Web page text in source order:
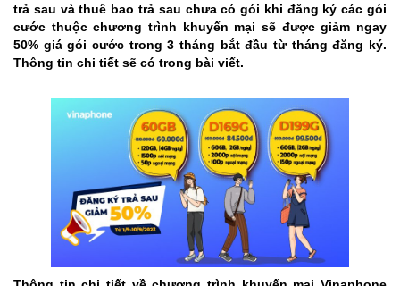
trả sau và thuê bao trả sau chưa có gói khi đăng ký các gói
cước thuộc chương trình khuyến mại sẽ được giảm ngay
50% giá gói cước trong 3 tháng bắt đầu từ tháng đăng ký.
Thông tin chi tiết sẽ có trong bài viết.